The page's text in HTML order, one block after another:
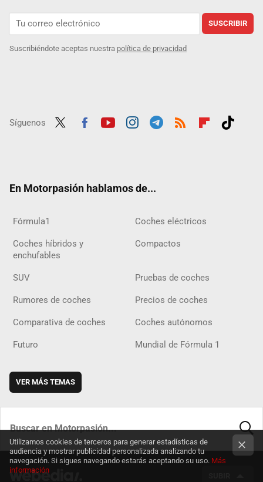
SUSCRIBIR
Suscribiéndote aceptas nuestra política de privacidad
Síguenos
En Motorpasión hablamos de...
Fórmula1 Coches eléctricos
Coches híbridos y
enchufables
Compactos
SUV Pruebas de coches
Rumores de coches Precios de coches
Comparativa de coches Coches autónomos
Futuro Mundial de Fórmula 1
VER MÁS TEMAS
Utilizamos cookies de terceros para generar estadísticas de
audiencia y mostrar publicidad personalizada analizando tu
navegación. Si sigues navegando estarás aceptando su uso. Más
información